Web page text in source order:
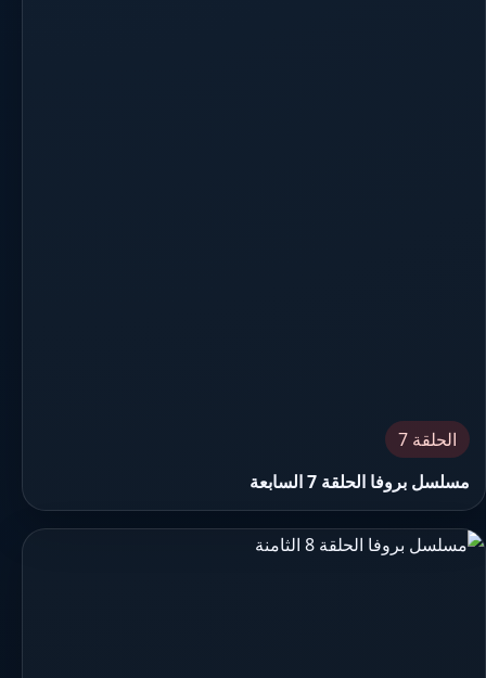
الحلقة 7
مسلسل بروفا الحلقة 7 السابعة